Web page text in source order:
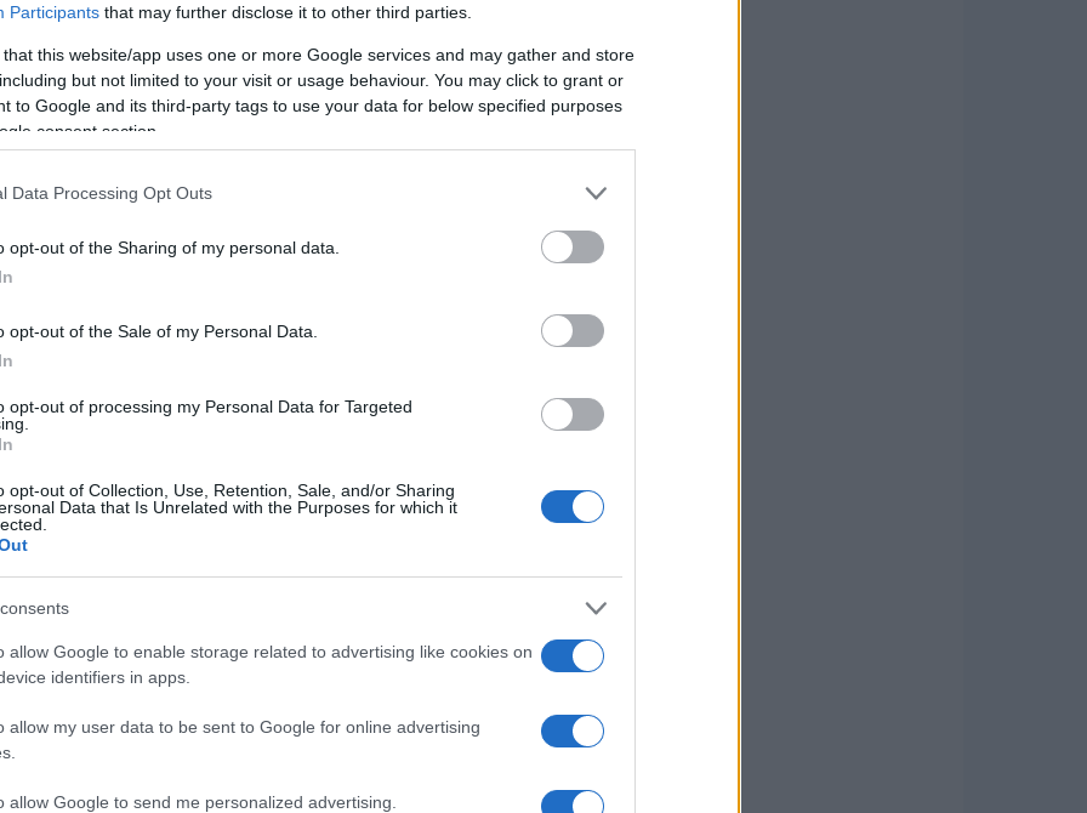
Participants that may further disclose it to other third parties.
that this website/app uses one or more Google services and may gather and store
but not limited to your visit or usage behaviour. You may click to grant or
to Google and its third-party tags to use your data for below specified purposes
consent section.
Data Processing Opt Outs
opt-out of the Sharing of my personal data.
opt-out of the Sale of my Personal Data.
opt-out of processing my Personal Data for Targeted
opt-out of Collection, Use, Retention, Sale, and/or Sharing
Data that Is Unrelated with the Purposes for which it
allow Google to enable storage related to advertising like cookies on
identifiers in apps.
allow my user data to be sent to Google for online advertising
allow Google to send me personalized advertising.
delle Dolomiti
Dolomiti, rappresenta un vero e proprio
piste da sci sono tra le più rinomate a livello
è unPatrimonio dell’UmanitàUNESCO. Gli
che unisce sport e bellezza
Venezia si trova a breve distanza da Cortina e
e la
Piazza San Marco
, la città offre
nella cultura, Venezia rappresenta un perfetto